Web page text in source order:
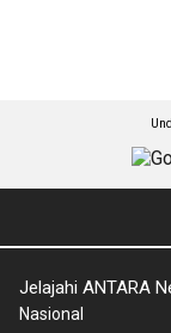
Jelajahi ANTARA
Nasional